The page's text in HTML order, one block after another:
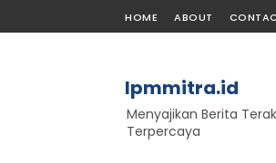
HOME ABOUT
lpmmitra.id
Menyajikan Berita
Terpercaya